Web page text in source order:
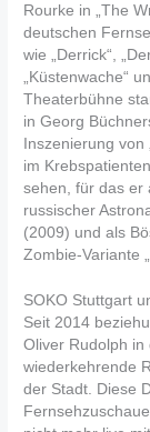
Rourke in „The
deutschen
wie „Derrick“,
„Küstenwache“
Theaterbühne
in Georg
Inszenierung von
im
sehen, für das er
russischer
(2009) und als
Zombie-Variante
SOKO Stuttgart
Seit 2014
Oliver Rudolph in
wiederkehrende
der Stadt. Diese